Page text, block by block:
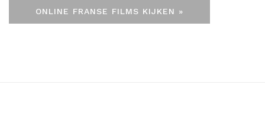
ONLINE FRANSE FILMS KIJKEN »